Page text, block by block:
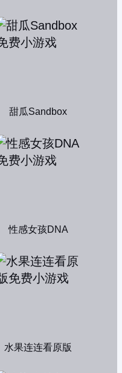
甜瓜Sandbox
性感女孩DNA
水果连连看原版